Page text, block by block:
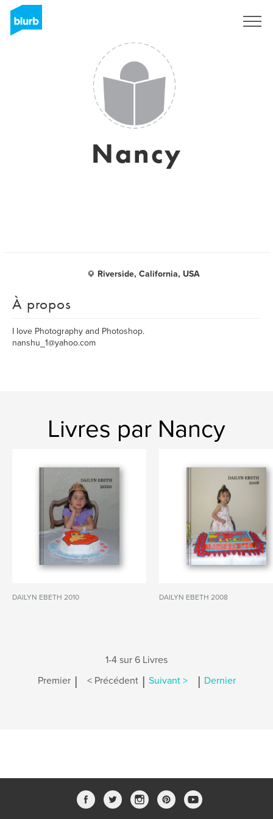
Nancy
Riverside, California, USA
À propos
I love Photography and Photoshop.
nanshu_1@yahoo.com
Livres par Nancy
DAILYN EBETH 2010 DAILYN EBETH 2008
1-4 sur 6 Livres
Premier | < Précédent | Suivant > | Dernier